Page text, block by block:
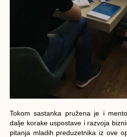
Tokom sastanka pružena je i
dalje korake uspostave i razvoja
pitanja mladih preduzetnika iz ove